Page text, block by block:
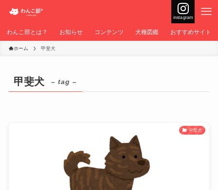
instagram
わんこ部とは？ お知らせ コンテンツ 犬種図鑑 おすすめサイト
ホーム 甲斐犬
甲斐犬 – tag –
中型犬